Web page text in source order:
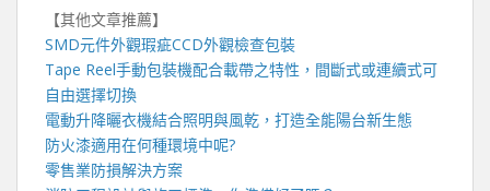
【其他文章推薦】
SMD元件外觀瑕疵CCD外觀檢查包裝
Tape Reel手動包裝機配合載帶之特性，間斷式或連續式可
自由選擇切換
電動升降曬衣機結合照明與風乾，打造全能陽台新生態
防火漆適用在何種環境中呢?
零售業防損解決方案